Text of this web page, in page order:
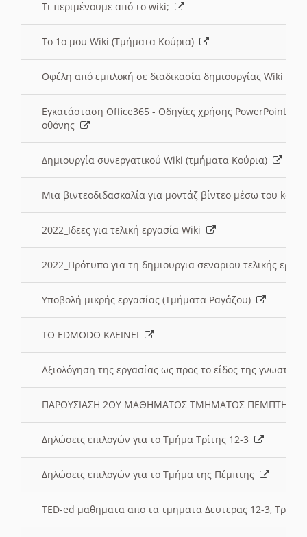
Τι περιμένουμε από το wiki;
Το 1ο μου Wiki (Τμήματα Κούρια)
Οφέλη από εμπλοκή σε διαδικασία δημιουργίας Wiki
Εγκατάσταση Office365 - Οδηγίες χρήσης PowerPoint
οθόνης
Δημιουργία συνεργατικού Wiki (τμήματα Κούρια)
Μια βιντεοδιδασκαλία για μοντάζ βίντεο μέσω του
2022_Ιδεες για τελική εργασία Wiki
2022_Πρότυπο για τη δημιουργια σεναριου τελικής
Υποβολή μικρής εργασίας (Τμήματα Ραγάζου)
ΤΟ EDMODO ΚΛΕΙΝΕΙ
Αξιολόγηση της εργασίας ως προς το είδος της
ΠΑΡΟΥΣΙΑΣΗ 2ΟΥ ΜΑΘΗΜΑΤΟΣ ΤΜΗΜΑΤΟΣ
Δηλώσεις επιλογών για το Τμήμα Τρίτης 12-3
Δηλώσεις επιλογών για το Τμήμα της Πέμπτης
TED-ed μαθηματα απο τα τμηματα Δευτερας 12-3,